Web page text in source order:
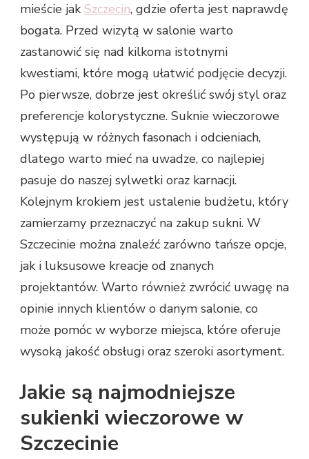
mieście jak Szczecin, gdzie oferta jest naprawdę
bogata. Przed wizytą w salonie warto
zastanowić się nad kilkoma istotnymi
kwestiami, które mogą ułatwić podjęcie decyzji.
Po pierwsze, dobrze jest określić swój styl oraz
preferencje kolorystyczne. Suknie wieczorowe
występują w różnych fasonach i odcieniach,
dlatego warto mieć na uwadze, co najlepiej
pasuje do naszej sylwetki oraz karnacji.
Kolejnym krokiem jest ustalenie budżetu, który
zamierzamy przeznaczyć na zakup sukni. W
Szczecinie można znaleźć zarówno tańsze opcje,
jak i luksusowe kreacje od znanych
projektantów. Warto również zwrócić uwagę na
opinie innych klientów o danym salonie, co
może pomóc w wyborze miejsca, które oferuje
wysoką jakość obsługi oraz szeroki asortyment.
Jakie są najmodniejsze
sukienki wieczorowe w
Szczecinie